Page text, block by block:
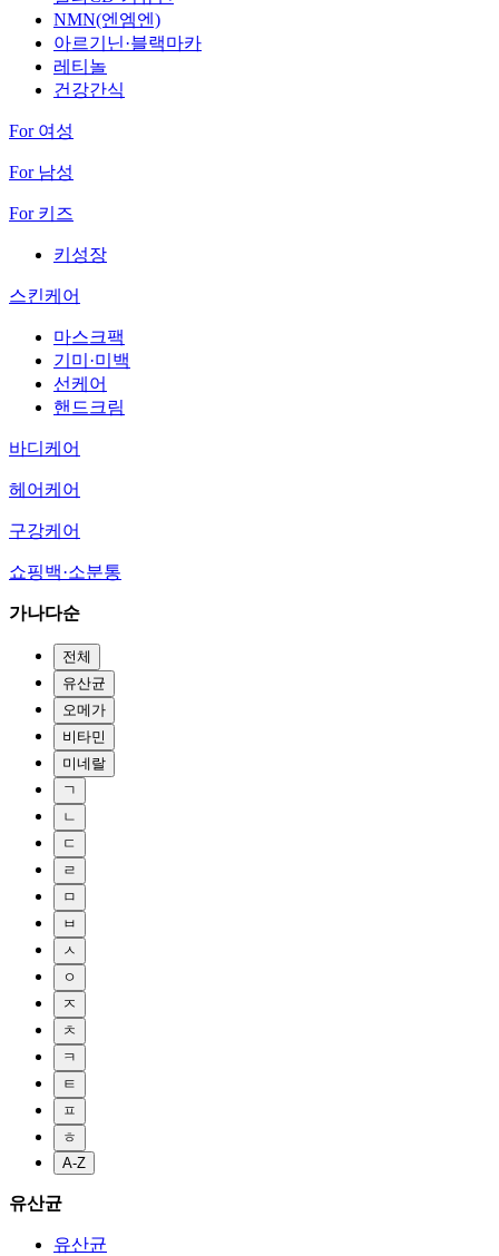
NMN(엔엠엔)
아르기닌·블랙마카
레티놀
건강간식
For 여성
For 남성
For 키즈
키성장
스킨케어
마스크팩
기미·미백
선케어
핸드크림
바디케어
헤어케어
구강케어
쇼핑백·소분통
가나다순
전체
유산균
오메가
비타민
미네랄
ㄱ
ㄴ
ㄷ
ㄹ
ㅁ
ㅂ
ㅅ
ㅇ
ㅈ
ㅊ
ㅋ
ㅌ
ㅍ
ㅎ
A-Z
유산균
유산균